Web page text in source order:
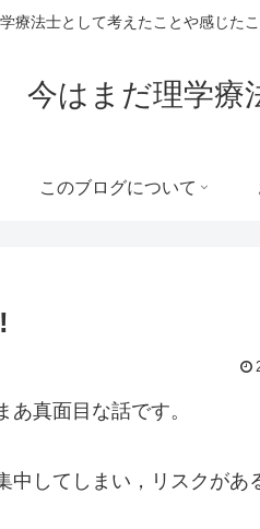
療法士として考えたことや感じた
今はまだ理学療
このブログについて
真面目な話です。
してしまい，リスクがあ